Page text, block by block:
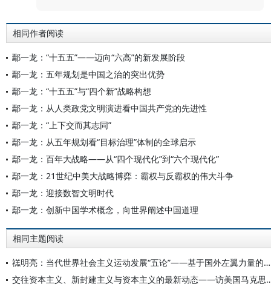
相同作者阅读
鄢一龙：“十五五”——迈向“六高”的新发展阶段
鄢一龙：五年规划是中国之治的突出优势
鄢一龙：“十五五”与“四个新”战略构想
鄢一龙：从人类政党文明演进看中国共产党的先进性
鄢一龙：“上下交而其志同”
鄢一龙：从五年规划看“目标治理”体制的全球启示
鄢一龙：百年大战略——从“四个现代化”到“六个现代化”
鄢一龙：21世纪中美大战略博弈：霸权与反霸权的伟大斗争
鄢一龙：迎接数智文明时代
鄢一龙：创新中国学术概念，向世界阐述中国道理
相同主题阅读
禚明亮：当代世界社会主义运动发展“五论”——基于国外左翼力量的分析
交往资本主义、新封建主义与资本主义